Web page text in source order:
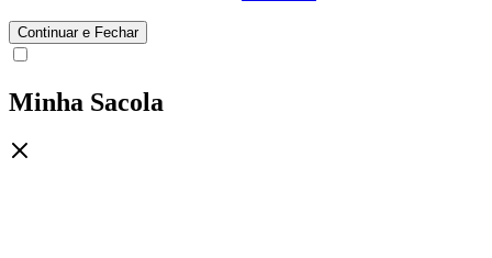
Continuar e Fechar
Minha Sacola